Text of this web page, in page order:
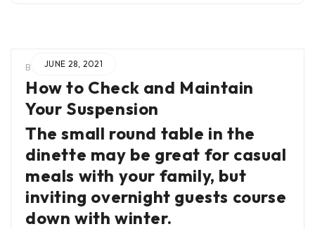
JUNE 28, 2021
BY ADMIN IN
How to Check and Maintain
Your Suspension
The small round table in the
dinette may be great for casual
meals with your family, but
inviting overnight guests course
down with winter.